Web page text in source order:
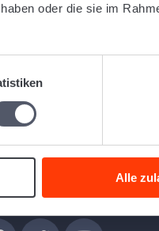
oder die sie im
Alle
at...